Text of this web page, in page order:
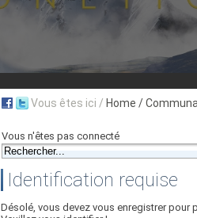
Vous êtes ici / Home /
Vous n'êtes pas connecté
Identification requise
Désolé, vous devez vous enregistrer pour